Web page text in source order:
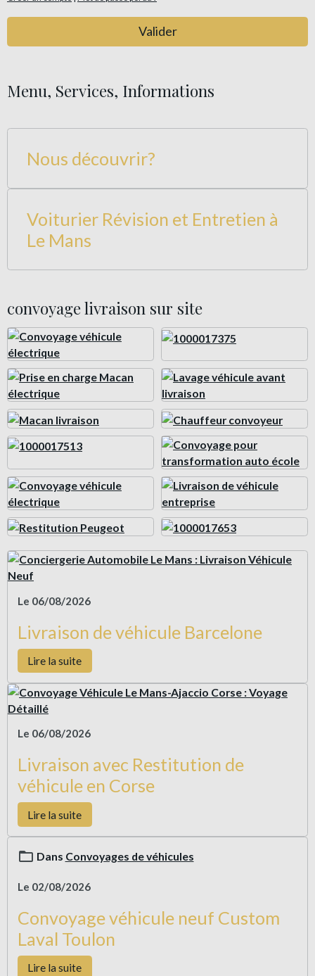
Valider
Menu, Services, Informations
Nous découvrir?
Voiturier Révision et Entretien à
Le Mans
convoyage livraison sur site
Le 06/08/2026
Livraison de véhicule Barcelone
Lire la suite
Le 06/08/2026
Livraison avec Restitution de
véhicule en Corse
Lire la suite
Dans Convoyages de véhicules
Le 02/08/2026
Convoyage véhicule neuf Custom
Laval Toulon
Lire la suite